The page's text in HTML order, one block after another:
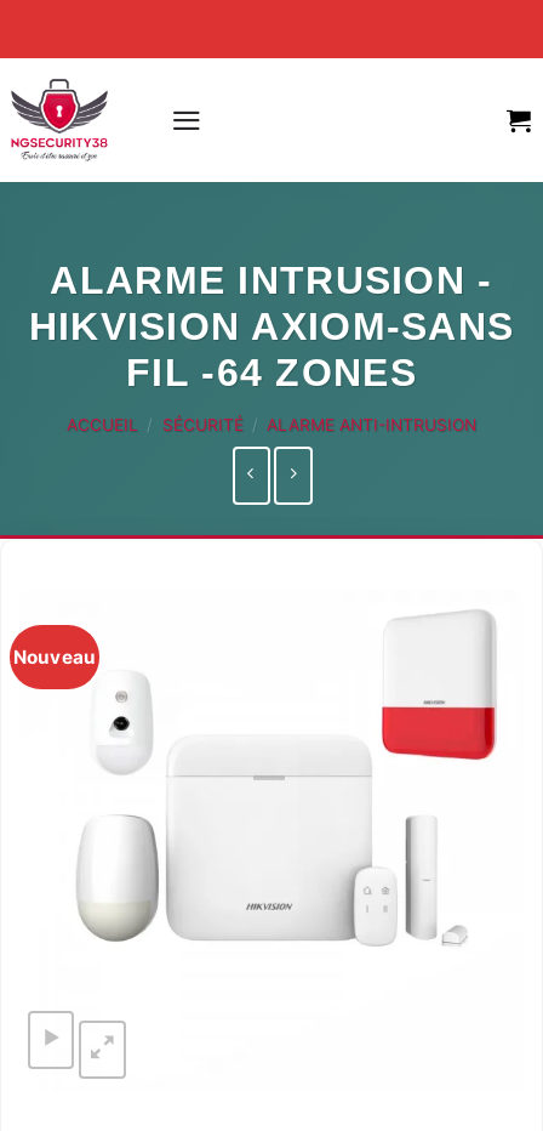
content
ALARME INTRUSION -
HIKVISION AXIOM-SANS
FIL -64 ZONES
ACCUEIL / SÉCURITÉ / ALARME ANTI-INTRUSION
Nouveau